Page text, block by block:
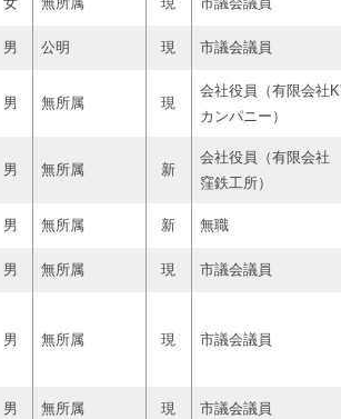
男 公明 現 市議会議員
男 無所属 現
会社役員（有限会社
カンパニー）
男 無所属 新
会社役員（有限会社
窪鉄工所）
男 無所属 新 無職
男 無所属 現 市議会議員
男 無所属 現 市議会議員
男 無所属 現 市議会議員